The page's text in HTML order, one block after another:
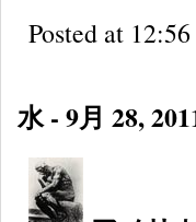
Posted at
水 - 9月 28,